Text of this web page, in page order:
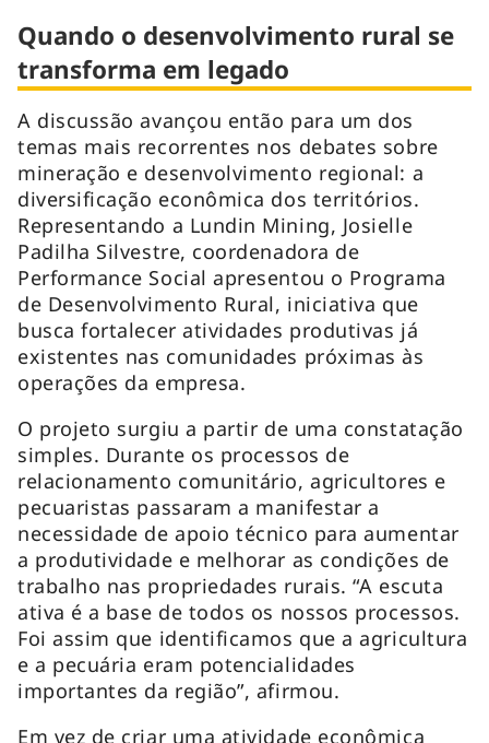
Quando o desenvolvimento rural se
transforma em legado
A discussão avançou então para um dos
temas mais recorrentes nos debates sobre
mineração e desenvolvimento regional: a
diversificação econômica dos territórios.
Representando a Lundin Mining, Josielle
Padilha Silvestre, coordenadora de
Performance Social apresentou o Programa
de Desenvolvimento Rural, iniciativa que
busca fortalecer atividades produtivas já
existentes nas comunidades próximas às
operações da empresa.
O projeto surgiu a partir de uma constatação
simples. Durante os processos de
relacionamento comunitário, agricultores e
pecuaristas passaram a manifestar a
necessidade de apoio técnico para aumentar
a produtividade e melhorar as condições de
trabalho nas propriedades rurais. “A escuta
ativa é a base de todos os nossos processos.
Foi assim que identificamos que a agricultura
e a pecuária eram potencialidades
importantes da região”, afirmou.
Em vez de criar uma atividade econômica